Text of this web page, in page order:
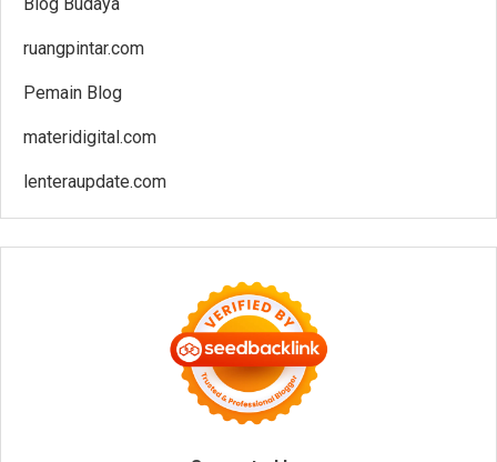
ruangpintar.com
Pemain Blog
materidigital.com
lenteraupdate.com